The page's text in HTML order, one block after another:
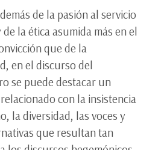
de la pasión al servicio
la ética asumida más en el
que de la
en el discurso del
se puede destacar un
con la insistencia
la diversidad, las voces y
que resultan tan